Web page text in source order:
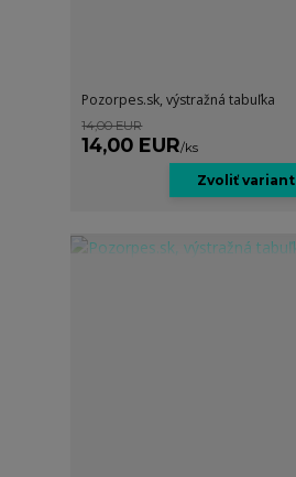
Pozorpes.sk, výstražná tabuľka
14,00 EUR
14,00 EUR/ks
Zvoliť variant